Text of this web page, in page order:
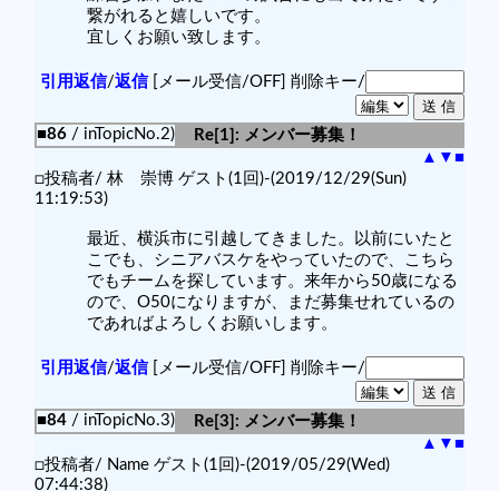
繋がれると嬉しいです。
宜しくお願い致します。
引用返信/返信[メール受信/OFF] 削除キー/
■86 / inTopicNo.2)
Re[1]: メンバー募集！
▲ ▼ ■
□投稿者/ 林 崇博 ゲスト(1回)-(2019/12/29(Sun)
11:19:53)
最近、横浜市に引越してきました。以前にいたと
こでも、シニアバスケをやっていたので、こちら
でもチームを探しています。来年から50歳になる
ので、O50になりますが、まだ募集せれているの
であればよろしくお願いします。
引用返信/返信[メール受信/OFF] 削除キー/
■84 / inTopicNo.3)
Re[3]: メンバー募集！
▲ ▼ ■
□投稿者/ Name ゲスト(1回)-(2019/05/29(Wed)
07:44:38)